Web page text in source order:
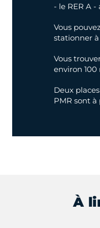
- le RER A
Vous
stationner
Vous
environ
Deux
PMR sont
À